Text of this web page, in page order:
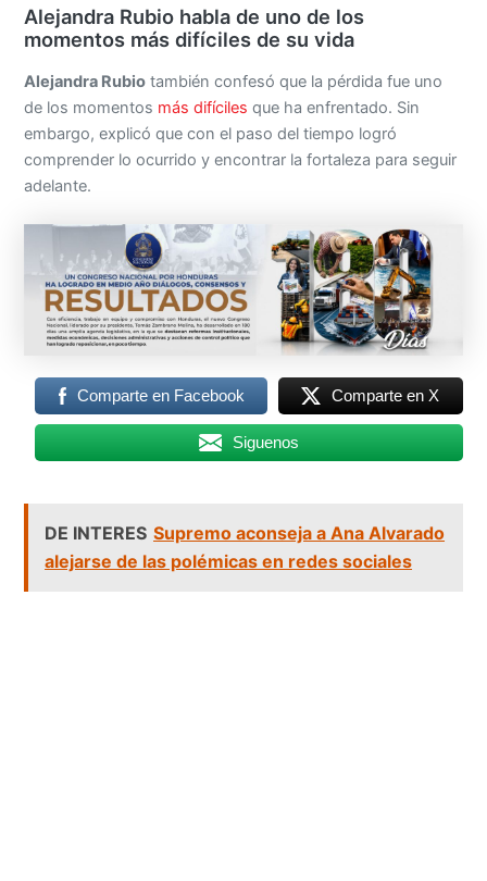
Alejandra Rubio habla de uno de los
momentos más difíciles de su vida
Alejandra Rubio también confesó que la pérdida fue uno
de los momentos más difíciles que ha enfrentado. Sin
embargo, explicó que con el paso del tiempo logró
comprender lo ocurrido y encontrar la fortaleza para seguir
adelante.
Comparte en Facebook Comparte en X
Siguenos
DE INTERES Supremo aconseja a Ana Alvarado
alejarse de las polémicas en redes sociales